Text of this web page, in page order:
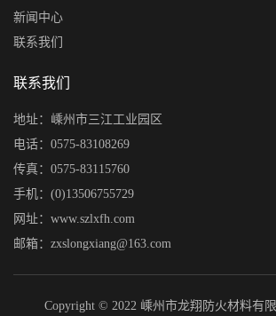
新闻中心
联系我们
联系我们
地址：嵊州市三江工业园区
电话：0575-83108269
传真：0575-83115760
手机：(0)13506755729
网址：www.szlxfh.com
邮箱：zxslongxiang@163.com
Copyright © 2022 嵊州市龙翔防火材料有